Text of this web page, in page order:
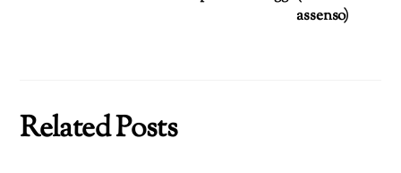
assenso)
Related Posts